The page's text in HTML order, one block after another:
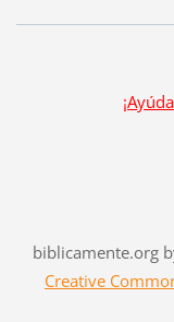
biblicamente.org
Creative